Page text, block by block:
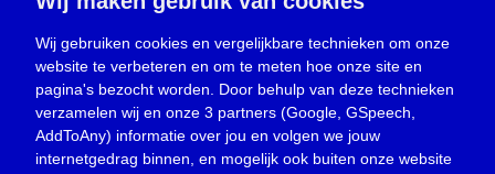
Gemeentepagina(104)
Ingezonden brief(538)
Media(156)
Nieuws (23.329)
Oproep(734)
Wij gebruiken cookies en vergelijkbare technieken om onze
website te verbeteren en om te meten hoe onze site en
pagina's bezocht worden. Door behulp van deze technieken
verzamelen wij en onze 3 partners (Google, GSpeech,
AddToAny) informatie over jou en volgen we jouw
internetgedrag binnen, en mogelijk ook buiten onze website